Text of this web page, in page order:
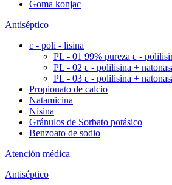
Goma konjac
Antiséptico
ε - poli - lisina
PL - 01 99% pureza ε -
PL - 02 ε - polilisina +
PL - 03 ε - polilisina +
Propionato de calcio
Natamicina
Nisina
Gránulos de Sorbato potásico
Benzoato de sodio
Atención médica
Antiséptico